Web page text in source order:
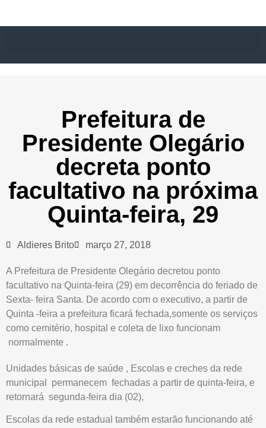
Prefeitura de
Presidente Olegário
decreta ponto
facultativo na próxima
Quinta-feira, 29
Aldieres Brito março 27, 2018
A Prefeitura de Presidente Olegário decretou ponto
facultativo na Quinta-feira (29) em decorrência do feriado de
Sexta- feira Santa. De acordo com o executivo, a partir de
Quinta -feira a prefeitura ficará fechada,somente os serviços
como cemitério, hospital e coleta de lixo funcionam
normalmente .
Unidades básicas de saúde , Escolas e creches da rede
municipal permanecem fechadas a partir de quinta-feira, e
retornará segunda-feira dia (02),
Escolas da rede estadual também estarão funcionando até